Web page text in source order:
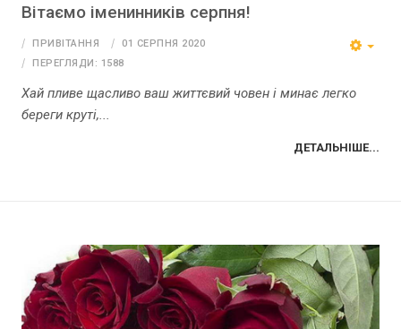
Вітаємо іменинників серпня!
ПРИВІТАННЯ
01 СЕРПНЯ 2020
ПЕРЕГЛЯДИ: 1588
Хай пливе щасливо ваш життєвий човен і минає легко
береги круті,...
ДЕТАЛЬНІШЕ...